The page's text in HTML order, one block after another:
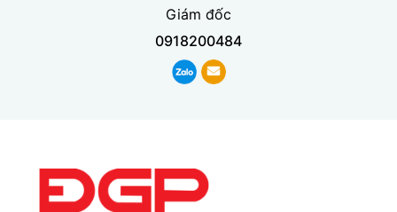
Giám đốc
0918200484